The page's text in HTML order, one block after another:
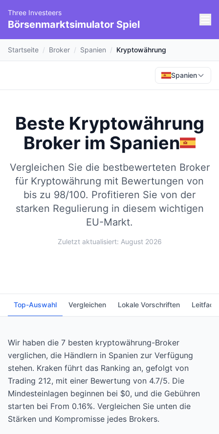
Three Investeers
Börsenmarktsimulator Spiel
Startseite / Broker / Spanien / Kryptowährung
Spanien
Beste Kryptowährung
Broker im Spanien
Vergleichen Sie die bestbewerteten Broker
für Kryptowährung mit Bewertungen von
bis zu 98/100. Profitieren Sie von der
starken Regulierung in diesem wichtigen
EU-Markt.
Zuletzt aktualisiert: August 2026
Top-Auswahl Vergleichen Lokale Vorschriften
Wir haben die 7 besten kryptowährung-Broker
verglichen, die Händlern in Spanien zur Verfügung
stehen. Kraken führt das Ranking an, gefolgt von
Trading 212, mit einer Bewertung von 4.7/5. Die
Mindesteinlagen beginnen bei $0, und die Gebühren
starten bei From 0.16%. Vergleichen Sie unten die
Stärken und Kompromisse jedes Brokers.